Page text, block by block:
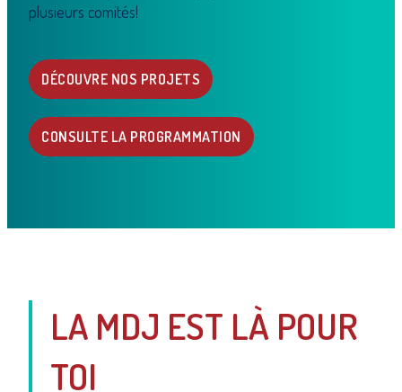
plusieurs comités!
DÉCOUVRE NOS PROJETS
CONSULTE LA PROGRAMMATION
LA MDJ EST LÀ POUR
TOI